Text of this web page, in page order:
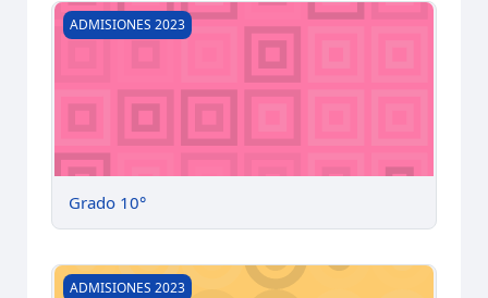
Grado 10°
ADMISIONES 2023
Grado 10°
Grado 9°
ADMISIONES 2023